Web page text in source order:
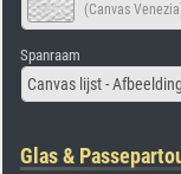
(Canvas
Spanraam
Glas &